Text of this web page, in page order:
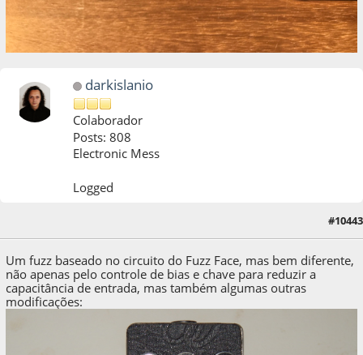
darkislanio
Colaborador
Posts: 808
Electronic Mess
Logged
#10443
Um fuzz baseado no circuito do Fuzz Face, mas bem diferente,
não apenas pelo controle de bias e chave para reduzir a
capacitância de entrada, mas também algumas outras
modificações: